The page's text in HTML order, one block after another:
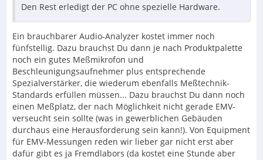
Den Rest erledigt der PC ohne spezielle Hardware.
Ein brauchbarer Audio-Analyzer kostet immer noch
fünfstellig. Dazu brauchst Du dann je nach Produktpalette
noch ein gutes Meßmikrofon und
Beschleunigungsaufnehmer plus entsprechende
Spezialverstärker, die wiederum ebenfalls Meßtechnik-
Standards erfüllen müssen... Dazu brauchst Du dann noch
einen Meßplatz, der nach Möglichkeit nicht gerade EMV-
verseucht sein sollte (was in gewerblichen Gebäuden
durchaus eine Herausforderung sein kann!). Von Equipment
für EMV-Messungen reden wir lieber gar nicht erst aber
dafür gibt es ja Fremdlabors (da kostet eine Stunde aber